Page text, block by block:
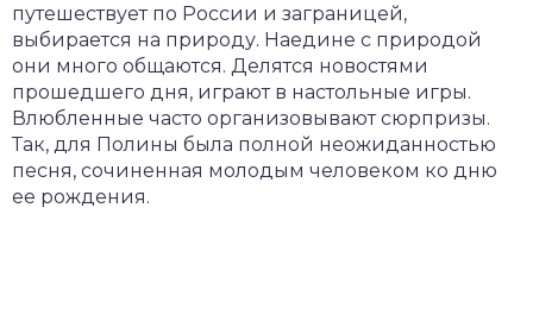
путешествует по России и заграницей,
выбирается на природу. Наедине с природой
они много общаются. Делятся новостями
прошедшего дня, играют в настольные игры.
Влюбленные часто организовывают сюрпризы.
Так, для Полины была полной неожиданностью
песня, сочиненная молодым человеком ко дню
ее рождения.